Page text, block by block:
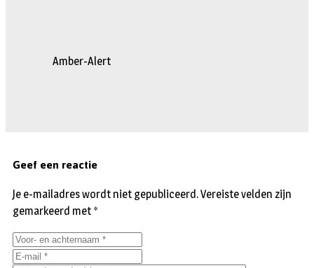
Amber-Alert
Geef een reactie
Je e-mailadres wordt niet gepubliceerd.Vereiste velden zijn
gemarkeerd met *